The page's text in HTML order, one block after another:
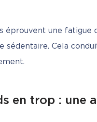
éprouvent une fatigue
sédentaire. Cela
en trop : une